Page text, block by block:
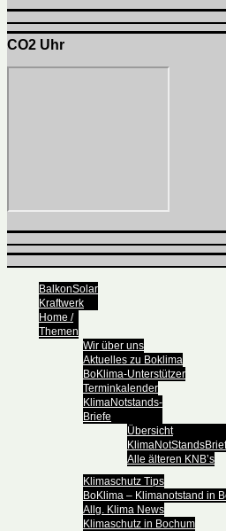
CO2 Uhr
BalkonSolar
Kraftwerk
Home /
Themen
Wir über uns
Aktuelles zu Boklima
BoKlima-Unterstützer
Terminkalender
KlimaNotstands-
Briefe
Übersicht
Alle älteren KNB’s
Klimaschutz Tips
BoKlima – Klimanotstand in
Allg. Klima News
Klimaschutz in Bochum